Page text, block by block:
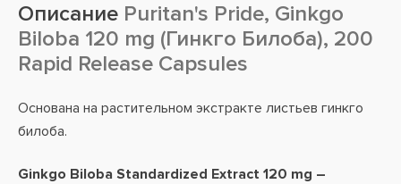
Описание Puritan's Pride, Ginkgo
Biloba 120 mg (Гинкго Билоба), 200
Rapid Release Capsules
Основана на растительном экстракте листьев гинкго
билоба.
Ginkgo Biloba Standardized Extract 120 mg –